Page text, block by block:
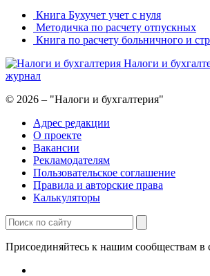
Книга Бухучет учет с нуля
Методичка по расчету отпускных
Книга по расчету больничного и
Налоги и
журнал
© 2026 – "Налоги и бухгалтерия"
Адрес редакции
О проекте
Вакансии
Рекламодателям
Пользовательское соглашение
Правила и авторские права
Калькуляторы
Присоединяйтесь к нашим сообществам в